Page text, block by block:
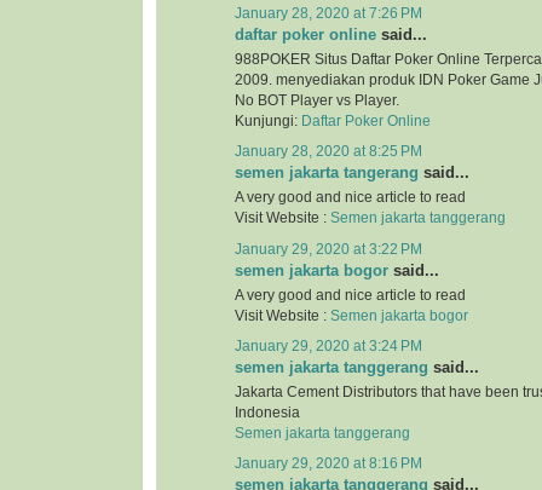
January 28, 2020 at 7:26 PM
daftar poker online said...
988POKER Situs Daftar Poker Online
2009. menyediakan produk IDN Poker Game
No BOT Player vs Player.
Kunjungi: Daftar Poker Online
January 28, 2020 at 8:25 PM
semen jakarta tangerang said...
A very good and nice article to read
Visit Website : Semen jakarta tanggerang
January 29, 2020 at 3:22 PM
semen jakarta bogor said...
A very good and nice article to read
Visit Website : Semen jakarta bogor
January 29, 2020 at 3:24 PM
semen jakarta tanggerang said...
Jakarta Cement Distributors that have been
Indonesia
Semen jakarta tanggerang
January 29, 2020 at 8:16 PM
semen jakarta tanggerang said...